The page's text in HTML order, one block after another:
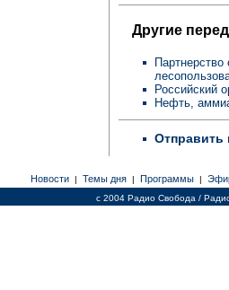
Другие
Российский
Нефть,
Отправить
Новости | Темы дня | Программы |
c 2004 Радио Свобода /